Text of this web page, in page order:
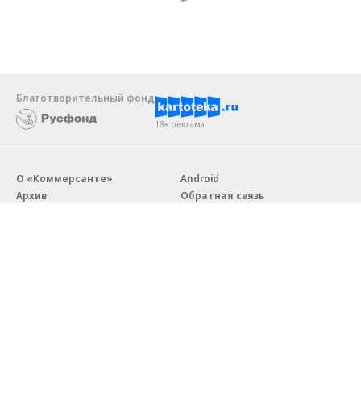
Благотворительный фонд
18+ реклама
О «Коммерсанте»
Архив
Android
Обратная связь